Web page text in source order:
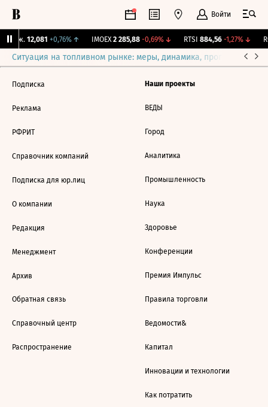
Войти
Бирж. 12,081 +0,76%↑ IMOEX 2 285,88 -0,69%↓ RTSI 884,56 -1,27%↓
Ситуация на топливном рынке: меры, динамика, прогнозы
Подписка
Реклама
РФРИТ
Справочник компаний
Подписка для юр.лиц
О компании
Редакция
Менеджмент
Архив
Обратная связь
Справочный центр
Распространение
Наши проекты
ВЕДЫ
Город
Аналитика
Промышленность
Наука
Здоровье
Конференции
Премия Импульс
Правила торговли
Ведомости&
Капитал
Инновации и технологии
Как потратить